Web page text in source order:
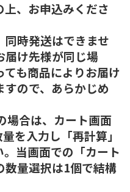
、お申込みくださ
時発送はできませ
届け先様が同じ場
も商品によりお届け
ので、あらかじめ
合は、カート画面
を入力し「再計算」
当画面での「カート
数量選択は1個で結構